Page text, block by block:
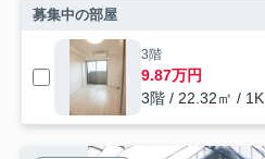
募集中の部屋
3階
9.87万円
3階 / 22.32㎡ / 1K